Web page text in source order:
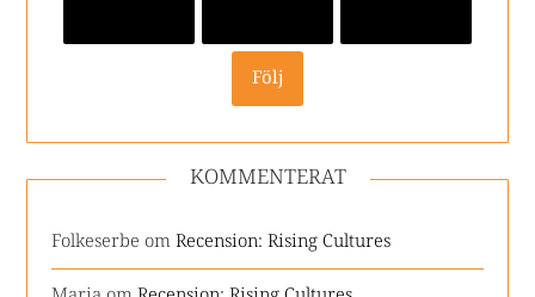
Följ
KOMMENTERAT
Folkeserbe omRecension: Rising Cultures